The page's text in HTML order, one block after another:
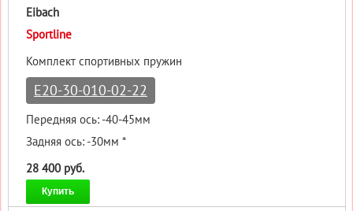
Eibach
Sportline
Комплект спортивных пружин
E20-30-010-02-22
Передняя ось: -40-45мм
Задняя ось: -30мм *
28 400 руб.
Купить